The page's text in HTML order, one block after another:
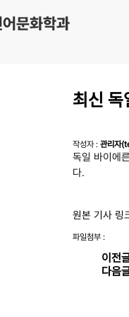
최신 독
작성자 : 관리자
독일 바이에
다.
원본 기사 링
파일첨부 :
이전
다음